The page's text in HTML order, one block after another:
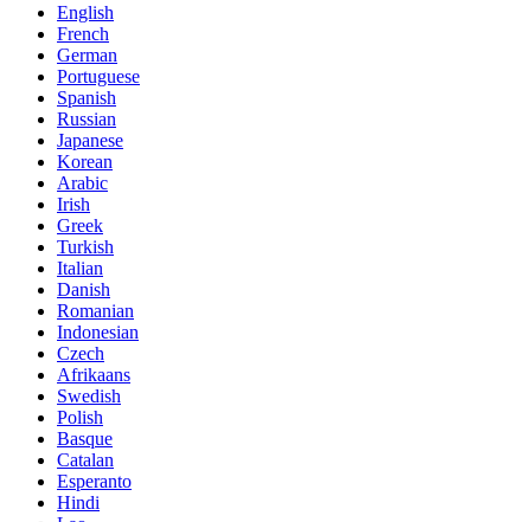
English
French
German
Portuguese
Spanish
Russian
Japanese
Korean
Arabic
Irish
Greek
Turkish
Italian
Danish
Romanian
Indonesian
Czech
Afrikaans
Swedish
Polish
Basque
Catalan
Esperanto
Hindi